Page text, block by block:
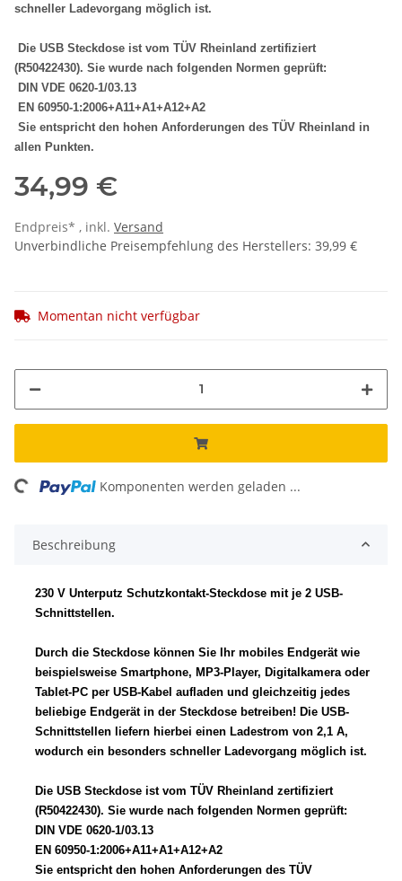
schneller Ladevorgang möglich ist.
Die USB Steckdose ist vom TÜV Rheinland zertifiziert
(R50422430). Sie wurde nach folgenden Normen geprüft:
DIN VDE 0620-1/03.13
EN 60950-1:2006+A11+A1+A12+A2
Sie entspricht den hohen Anforderungen des TÜV Rheinland in
allen Punkten.
34,99 €
Endpreis* , inkl. Versand
Unverbindliche Preisempfehlung des Herstellers: 39,99 €
Momentan nicht verfügbar
Komponenten werden geladen ...
Beschreibung
230 V Unterputz Schutzkontakt-Steckdose mit je 2 USB-
Schnittstellen.
Durch die Steckdose können Sie Ihr mobiles Endgerät wie
beispielsweise Smartphone, MP3-Player, Digitalkamera oder
Tablet-PC per USB-Kabel aufladen und gleichzeitig jedes
beliebige Endgerät in der Steckdose betreiben! Die USB-
Schnittstellen liefern hierbei einen Ladestrom von 2,1 A,
wodurch ein besonders schneller Ladevorgang möglich ist.
Die USB Steckdose ist vom TÜV Rheinland zertifiziert
(R50422430). Sie wurde nach folgenden Normen geprüft:
DIN VDE 0620-1/03.13
EN 60950-1:2006+A11+A1+A12+A2
Sie entspricht den hohen Anforderungen des TÜV